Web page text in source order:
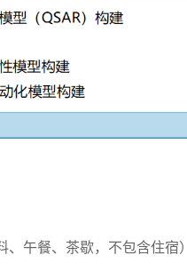
午餐、茶歇，不包含住宿）